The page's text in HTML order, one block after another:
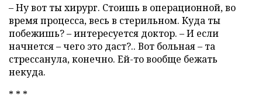
– Ну вот ты хирург. Стоишь в операционной, во
время процесса, весь в стерильном. Куда ты
побежишь? – интересуется доктор. – И если
начнется – чего это даст?.. Вот больная – та
стрессанула, конечно. Ей-то вообще бежать
некуда.
* * *